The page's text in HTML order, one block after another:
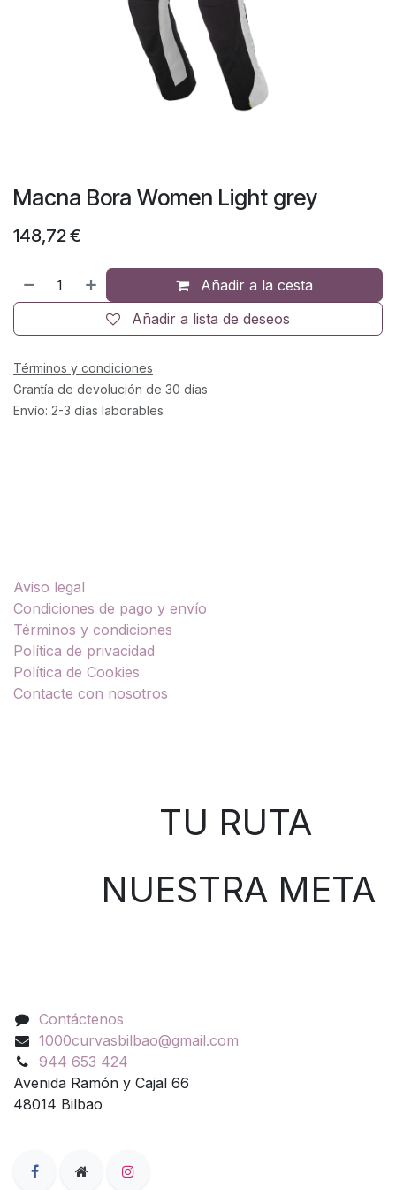
Macna Bora Women Light grey
148,72€
Añadir a la cesta
Añadir a lista de deseos
Términos y condiciones
Grantía de devolución de 30 días
Envío: 2-3 días laborables
Aviso legal
Condiciones de pago y envío
Términos y condiciones
Política de privacidad
Política de Cookies
Contacte con nosotros
TU RUTA
NUESTRA META
Contáctenos
1000curvasbilbao@gmail.com
944 653 424
Avenida Ramón y Cajal 66
48014 Bilbao